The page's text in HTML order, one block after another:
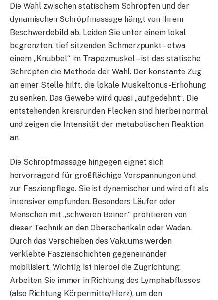
Die Wahl zwischen statischem Schröpfen und der
dynamischen Schröpfmassage hängt von Ihrem
Beschwerdebild ab. Leiden Sie unter einem lokal
begrenzten, tief sitzenden Schmerzpunkt – etwa
einem „Knubbel“ im Trapezmuskel – ist das statische
Schröpfen die Methode der Wahl. Der konstante Zug
an einer Stelle hilft, die lokale Muskeltonus-Erhöhung
zu senken. Das Gewebe wird quasi „aufgedehnt“. Die
entstehenden kreisrunden Flecken sind hierbei normal
und zeigen die Intensität der metabolischen Reaktion
an.
Die Schröpfmassage hingegen eignet sich
hervorragend für großflächige Verspannungen und
zur Faszienpflege. Sie ist dynamischer und wird oft als
intensiver empfunden. Besonders Läufer oder
Menschen mit „schweren Beinen“ profitieren von
dieser Technik an den Oberschenkeln oder Waden.
Durch das Verschieben des Vakuums werden
verklebte Faszienschichten gegeneinander
mobilisiert. Wichtig ist hierbei die Zugrichtung:
Arbeiten Sie immer in Richtung des Lymphabflusses
(also Richtung Körpermitte/Herz), um den